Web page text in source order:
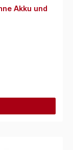
Akku und